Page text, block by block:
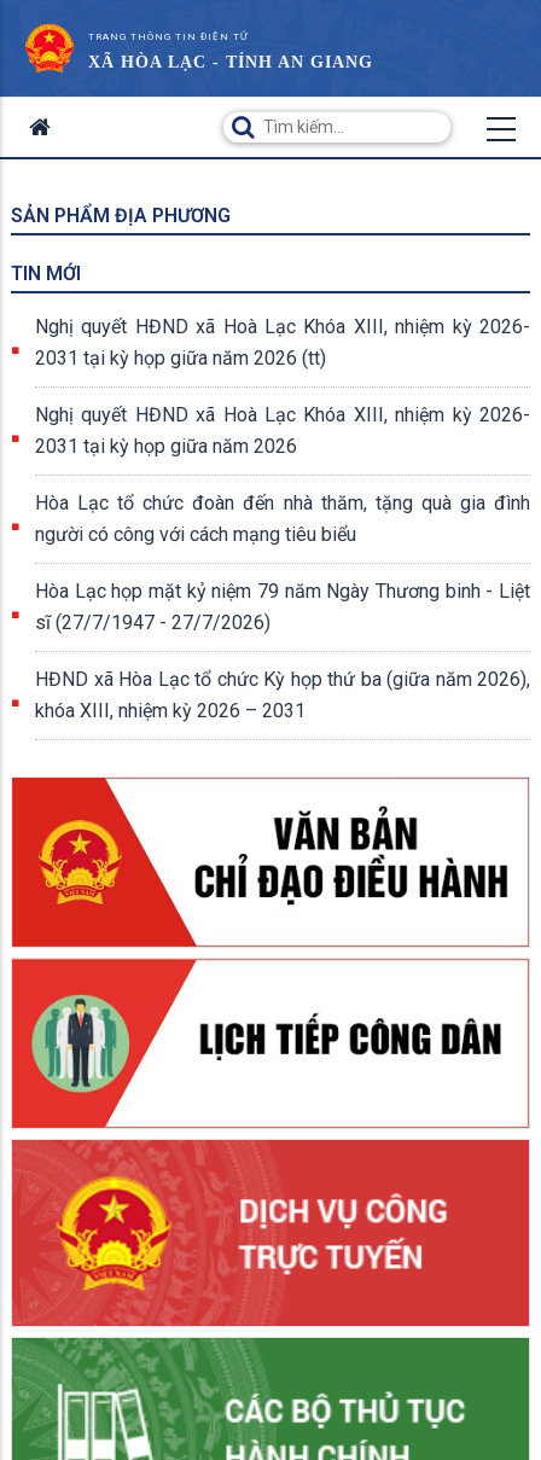
TRANG THÔNG TIN ĐIỆN TỬ
XÃ HÒA LẠC - TỈNH AN GIANG
SẢN PHẨM ĐỊA PHƯƠNG
TIN MỚI
Nghị quyết HĐND xã Hoà Lạc Khóa XIII, nhiệm kỳ 2026-
2031 tại kỳ họp giữa năm 2026 (tt)
Nghị quyết HĐND xã Hoà Lạc Khóa XIII, nhiệm kỳ 2026-
2031 tại kỳ họp giữa năm 2026
Hòa Lạc tổ chức đoàn đến nhà thăm, tặng quà gia đình
người có công với cách mạng tiêu biểu
Hòa Lạc họp mặt kỷ niệm 79 năm Ngày Thương binh - Liệt
sĩ (27/7/1947 - 27/7/2026)
HĐND xã Hòa Lạc tổ chức Kỳ họp thứ ba (giữa năm 2026),
khóa XIII, nhiệm kỳ 2026 – 2031